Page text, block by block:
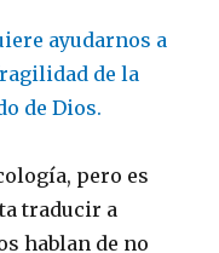
ayudarnos a
de la
de Dios.
pero es
traducir a
hablan de no